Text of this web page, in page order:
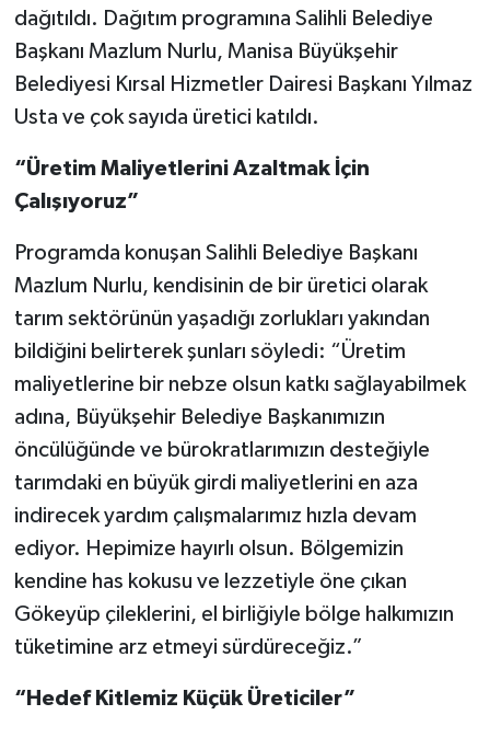
dağıtıldı. Dağıtım programına Salihli Belediye
Başkanı Mazlum Nurlu, Manisa Büyükşehir
Belediyesi Kırsal Hizmetler Dairesi Başkanı Yılmaz
Usta ve çok sayıda üretici katıldı.
“Üretim Maliyetlerini Azaltmak İçin
Çalışıyoruz”
Programda konuşan Salihli Belediye Başkanı
Mazlum Nurlu, kendisinin de bir üretici olarak
tarım sektörünün yaşadığı zorlukları yakından
bildiğini belirterek şunları söyledi: “Üretim
maliyetlerine bir nebze olsun katkı sağlayabilmek
adına, Büyükşehir Belediye Başkanımızın
öncülüğünde ve bürokratlarımızın desteğiyle
tarımdaki en büyük girdi maliyetlerini en aza
indirecek yardım çalışmalarımız hızla devam
ediyor. Hepimize hayırlı olsun. Bölgemizin
kendine has kokusu ve lezzetiyle öne çıkan
Gökeyüp çileklerini, el birliğiyle bölge halkımızın
tüketimine arz etmeyi sürdüreceğiz.”
“Hedef Kitlemiz Küçük Üreticiler”